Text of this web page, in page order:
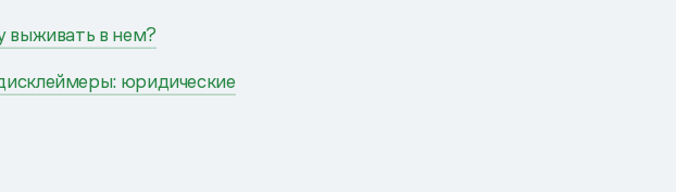
выживать в нем?
юридические